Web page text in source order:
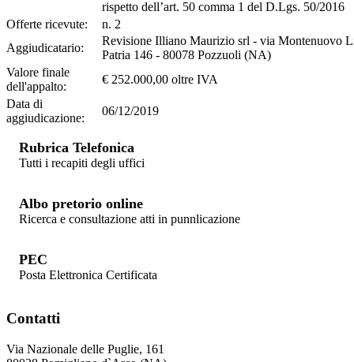
rispetto dell’art. 50 comma 1 del D.Lgs. 50/2016
Offerte ricevute:
n. 2
Aggiudicatario:
Revisione Illiano Maurizio srl - via Montenuovo
Patria 146 - 80078 Pozzuoli (NA)
Valore finale
dell'appalto:
€ 252.000,00 oltre IVA
Data di
aggiudicazione:
06/12/2019
Rubrica Telefonica
Tutti i recapiti degli uffici
Albo pretorio online
Ricerca e consultazione atti in punnlicazione
PEC
Posta Elettronica Certificata
Contatti
Via Nazionale delle Puglie, 161